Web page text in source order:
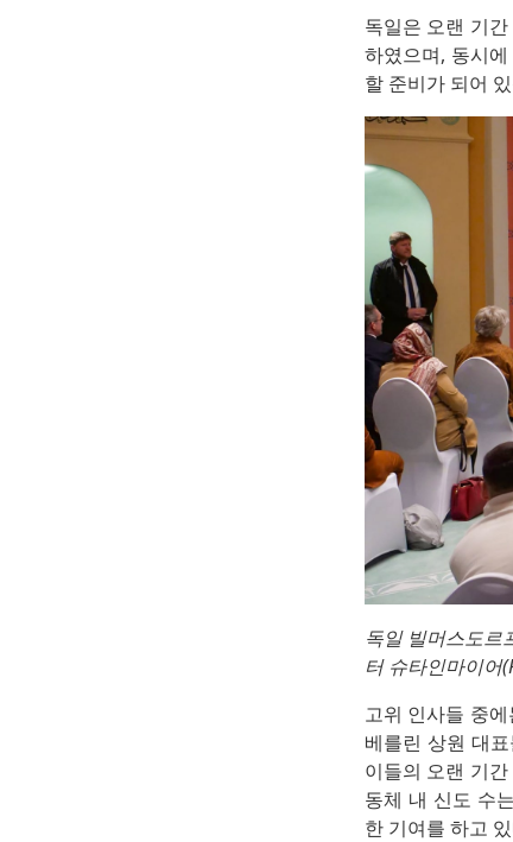
독일은 오랜 기
하였으며, 동시
할 준비가 되어
독일 빌머스도르
터 슈타인마이어
고위 인사들 중
베를린 상원 대
이들의 오랜 기
동체 내 신도 수
한 기여를 하고